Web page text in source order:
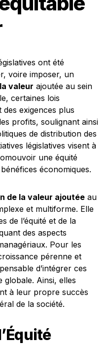
ont été
voire imposer, un
valeur ajoutée au sein
certaines lois
exigences plus
profits, soulignant ainsi
de distribution des
législatives visent à
une équité
économiques.
de la valeur ajoutée au
et multiforme. Elle
de l’équité et de la
des aspects
Pour les
pérenne et
d’intégrer ces
globale. Ainsi, elles
à leur propre succès
de la société.